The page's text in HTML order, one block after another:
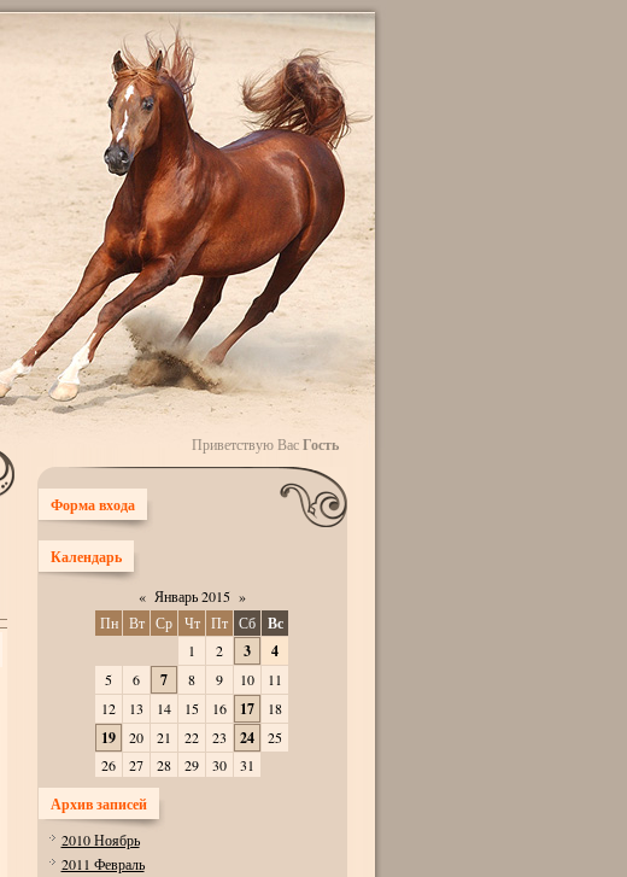
Приветствую Вас Гость
Форма входа
Календарь
« Январь 2015 »
Пн Вт Ср Чт Пт Сб Вс
1 2 3 4
5 6 7 8 9 10
11
12
13 14 15 16 17 18
19 20 21 22 23 24
25
26
27 28 29 30 31
Архив записей
2010 Ноябрь
2011 Февраль